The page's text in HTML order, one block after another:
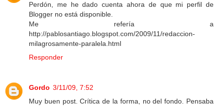
Perdón, me he dado cuenta ahora de que mi perfil de
Blogger no está disponible.
Me refería a
http://pablosantiago.blogspot.com/2009/11/redaccion-
milagrosamente-paralela.html
Responder
Gordo 3/11/09, 7:52
Muy buen post. Crítica de la forma, no del fondo. Pensaba